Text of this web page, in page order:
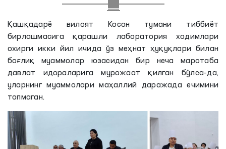
Қашқадарё вилоят Косон тумани тиббиёт
бирлашмасига қарашли лаборатория ходимлари
охирги икки йил ичида ўз меҳнат ҳуқуқлари билан
боғлиқ муаммолар юзасидан бир неча маротаба
давлат идораларига мурожаат қилган бўлса-да,
уларнинг муаммолари маҳаллий даражада ечимини
топмаган.